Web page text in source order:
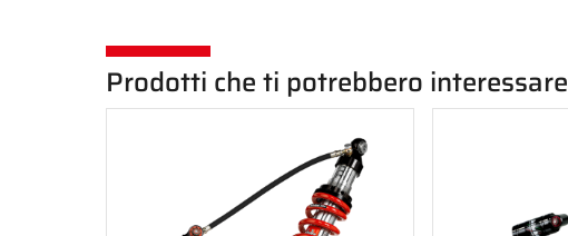
Prodotti che ti potrebbero interessare